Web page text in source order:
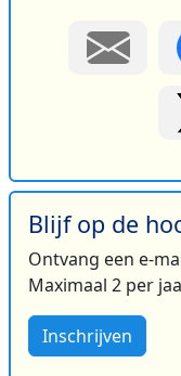
Blijf op de
Ontvang een e-
Maximaal 2 per
Inschrijven